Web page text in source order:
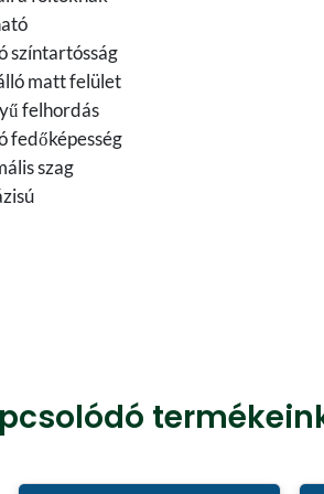
színtartósság
matt felület
felhordás
fedőképesség
szag